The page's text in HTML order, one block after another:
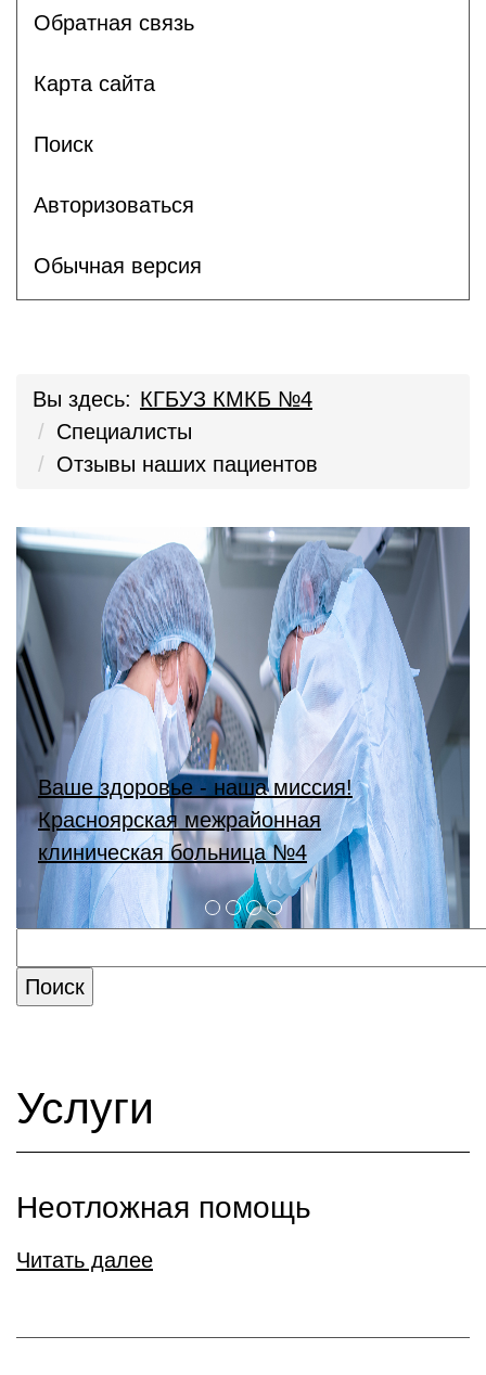
Обратная связь
Карта сайта
Поиск
Авторизоваться
Обычная версия
Вы здесь: КГБУЗ КМКБ №4
Специалисты
Отзывы наших пациентов
Ваше здоровье - наша миссия!
Красноярская межрайонная
клиническая больница №4
Услуги
Неотложная помощь
Читать далее